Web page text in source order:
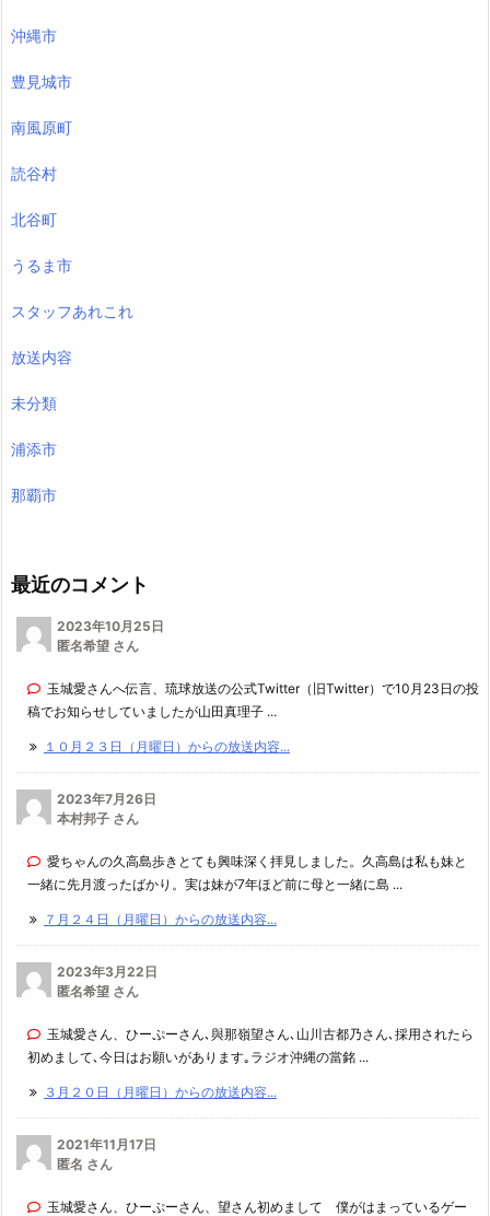
沖縄市
豊見城市
南風原町
読谷村
北谷町
うるま市
スタッフあれこれ
放送内容
未分類
浦添市
那覇市
最近のコメント
2023年10月25日
匿名希望 さん
玉城愛さんへ伝言、琉球放送の公式Twitter（旧Twitter）で10月23日の投
稿でお知らせしていましたが山田真理子 ...
１０月２３日（月曜日）からの放送内容...
2023年7月26日
本村邦子 さん
愛ちゃんの久高島歩きとても興味深く拝見しました。久高島は私も妹と
一緒に先月渡ったばかり。実は妹が7年ほど前に母と一緒に島 ...
７月２４日（月曜日）からの放送内容...
2023年3月22日
匿名希望 さん
玉城愛さん、ひーぷーさん､與那嶺望さん､山川古都乃さん､採用されたら
初めまして､今日はお願いがあります｡ラジオ沖縄の當銘 ...
３月２０日（月曜日）からの放送内容...
2021年11月17日
匿名 さん
玉城愛さん、ひーぷーさん、望さん初めまして 僕がはまっているゲー